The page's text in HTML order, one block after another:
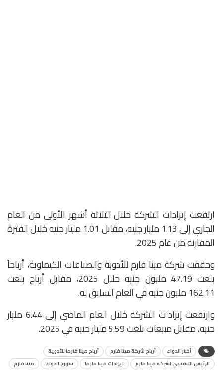
ارتفعت إيرادات الشركة خلال الثلاثة أشهر الأولى من العام
الجاري إلى 1.13 مليار جنيه، مقابل 1.01 مليار جنيه خلال الفترة
المقارنة من عام 2025.
وحققت شركة مينا فارم للأدوية والصناعات الكيماوية، أرباحاً
بلغت 47.19 مليون جنيه خلال 2025، مقابل أرباح بلغت
162.11 مليون جنيه في العام السابق له.
وارتفعت إيرادات الشركة خلال العام الماضي إلى 6.44 مليار
جنيه، مقابل مبيعات بلغت 5.59 مليار جنيه في 2025.
أخبار الدواء أرباح شركة مينا فارم
أرباح مينا فارما للأدوية
الرئيس التنفيذي لشركة مينا فارم
ايرادات مينا فارما سوق الدواء مينا فارم